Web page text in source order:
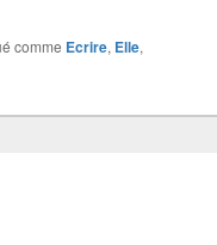
comme Ecrire, Elle,